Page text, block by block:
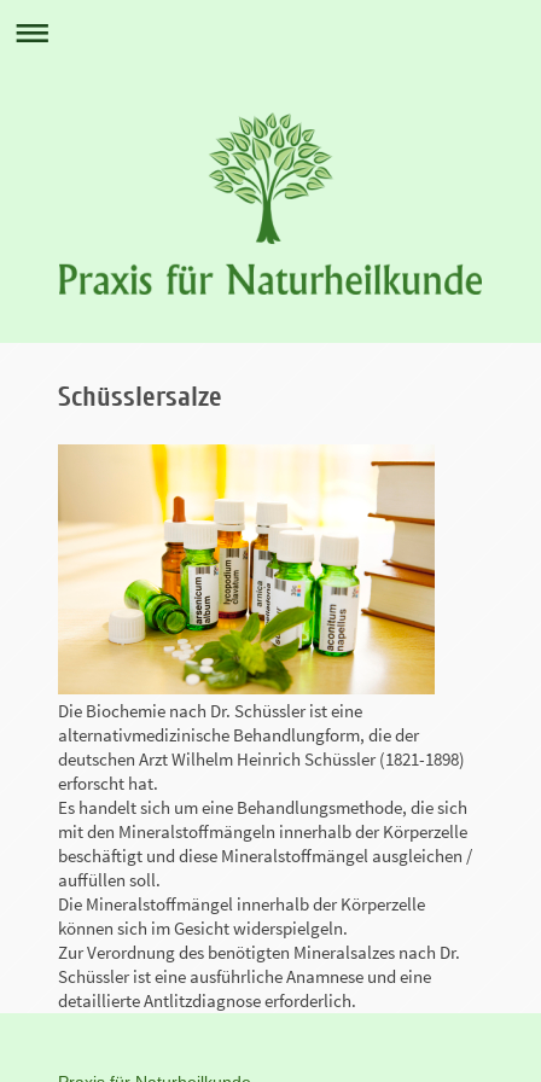
Schüsslersalze
Die Biochemie nach Dr. Schüssler ist eine
alternativmedizinische Behandlungform, die der
deutschen Arzt Wilhelm Heinrich Schüssler (1821-1898)
erforscht hat.
Es handelt sich um eine Behandlungsmethode, die sich
mit den Mineralstoffmängeln innerhalb der Körperzelle
beschäftigt und diese Mineralstoffmängel ausgleichen /
auffüllen soll.
Die Mineralstoffmängel innerhalb der Körperzelle
können sich im Gesicht widerspielgeln.
Zur Verordnung des benötigten Mineralsalzes nach Dr.
Schüssler ist eine ausführliche Anamnese und eine
detaillierte Antlitzdiagnose erforderlich.